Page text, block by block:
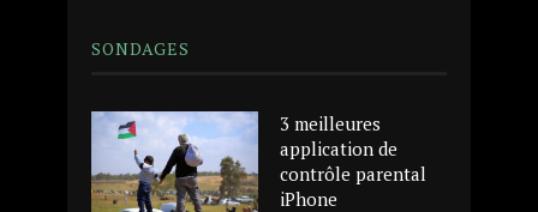
SONDAGES
3 meilleures
application de
contrôle parental
iPhone